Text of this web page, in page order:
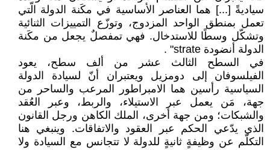
سياديةً [...] هما ‏العناصر الأساسية في مكَنة الدولة الّتي
تعمل بمنطق ‏الواحد المزدوج، وتوزّع التمييزات الثنائية
وتشكّل ‏وسطًا للاستدخال. فهي تمفصلٌ يجعل من مكَنة
‏الدولة أنضودة ‏strate‏"‏ ‏. ‏
في السطح الثالث عشر من ألف سطح، يعود
‏الفيلسوفان إلى دومزيل ويعتبران أنّ لسيادة الدولة
‏السياسية رأسين هما الامبراطور المرعب والساحر ‏من
جهة، مَن يعمل عبر الاستيلاء، والربط، وعبر ‏العُقد
والشبكات؛ ومن جهة أخرى، الملك الكاهن ‏ورجل القانون
الذي يدّعي الحكم عبر العقود ‏والاتفاقات. وينبغي هنا
التكلّم عن وظيفةٍ ثانيةٍ ‏للدولة لا تتجانس مع السيادة ولا